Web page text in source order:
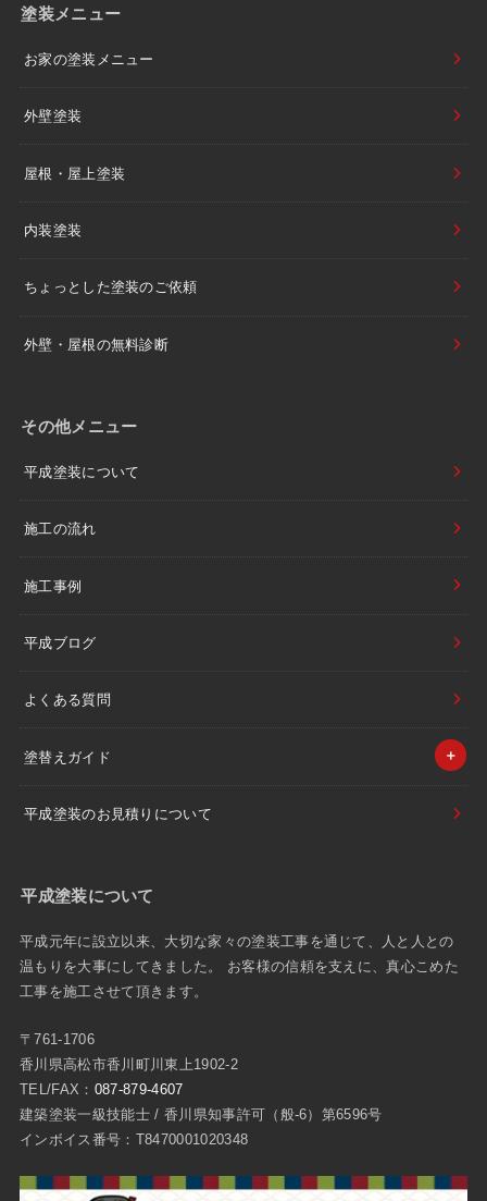
塗装メニュー
お家の塗装メニュー
外壁塗装
屋根・屋上塗装
内装塗装
ちょっとした塗装のご依頼
外壁・屋根の無料診断
その他メニュー
平成塗装について
施工の流れ
施工事例
平成ブログ
よくある質問
塗替えガイド
平成塗装のお見積りについて
平成塗装について
平成元年に設立以来、大切な家々の塗装工事を通じて、人と人との
温もりを大事にしてきました。 お客様の信頼を支えに、真心こめた
工事を施工させて頂きます。
〒761-1706
香川県高松市香川町川東上1902-2
TEL/FAX： 087-879-4607
建築塗装一級技能士 / 香川県知事許可（般-6）第6596号
インボイス番号：T8470001020348